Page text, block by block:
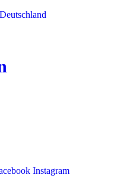
Instagram